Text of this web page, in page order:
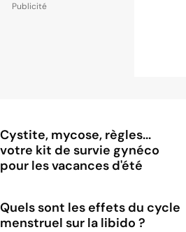
Cystite, mycose, règles...
votre kit de survie gynéco
pour les vacances d'été
Quels sont les effets du cycle
menstruel sur la libido ?